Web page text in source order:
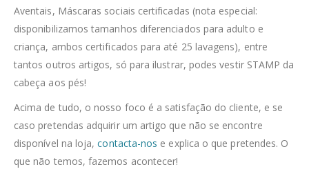
Aventais, Máscaras sociais certificadas (nota especial:
disponibilizamos tamanhos diferenciados para adulto e
criança, ambos certificados para até 25 lavagens), entre
tantos outros artigos, só para ilustrar, podes vestir STAMP da
cabeça aos pés!
Acima de tudo, o nosso foco é a satisfação do cliente, e se
caso pretendas adquirir um artigo que não se encontre
disponível na loja,contacta-nos e explica o que pretendes. O
que não temos, fazemos acontecer!